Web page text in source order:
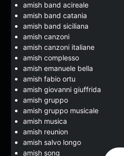
amish band acireale
amish band catania
amish band siciliana
amish canzoni
amish canzoni italiane
amish complesso
amish emanuele bella
amish fabio ortu
amish giovanni giuffrida
amish gruppo
amish gruppo musicale
amish musica
amish reunion
amish salvo longo
amish song